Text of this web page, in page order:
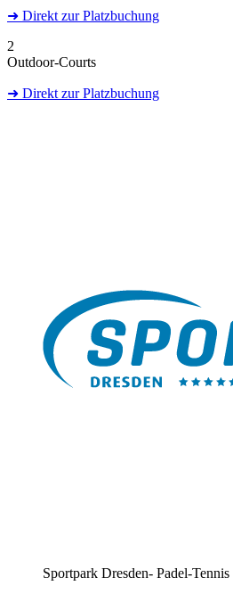
➜ Direkt zur Platzbuchung
2
Outdoor-Courts
➜ Direkt zur Platzbuchung
Sportpark Dresden- Padel-